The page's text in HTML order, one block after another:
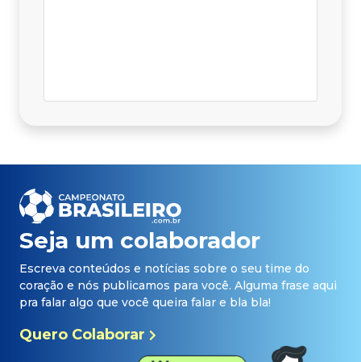
Seja um colaborador
Escreva conteúdos e notícias sobre o seu time do
coração e nós publicamos para você. Alguma frase aqui
pra falar algo que você queira falar e bla bla!
Quero Colaborar